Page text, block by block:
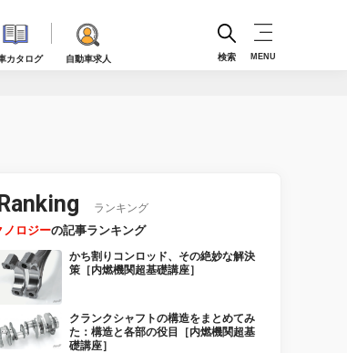
カタログ 自動車求人 検索 MENU
Ranking ランキング
ノロジーの記事ランキング
かち割りコンロッド、その絶妙な解決
策［内燃機関超基礎講座］
クランクシャフトの構造をまとめてみ
た：構造と各部の役目［内燃機関超基
礎講座］